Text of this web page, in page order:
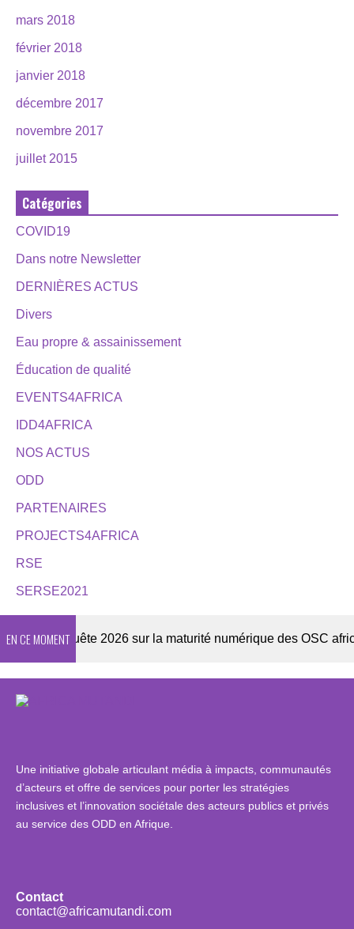
mars 2018
février 2018
janvier 2018
décembre 2017
novembre 2017
juillet 2015
Catégories
COVID19
Dans notre Newsletter
DERNIÈRES ACTUS
Divers
Eau propre & assainissement
Éducation de qualité
EVENTS4AFRICA
IDD4AFRICA
NOS ACTUS
ODD
PARTENAIRES
PROJECTS4AFRICA
RSE
SERSE2021
EN CE MOMENT
Enquête 2026 sur la maturité numérique des OSC
Une initiative globale articulant média à impacts, communautés
d’acteurs et offre de services pour porter les stratégies
inclusives et l’innovation sociétale des acteurs publics et privés
au service des ODD en Afrique.
Contact
contact@africamutandi.com